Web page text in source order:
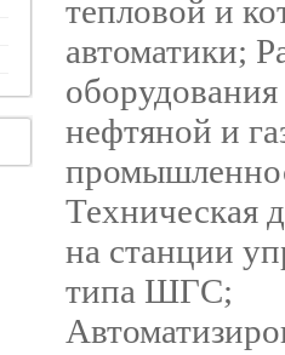
тепловой и
автоматики;
оборудования
нефтяной и
Техническая
на станции
типа ШГС;